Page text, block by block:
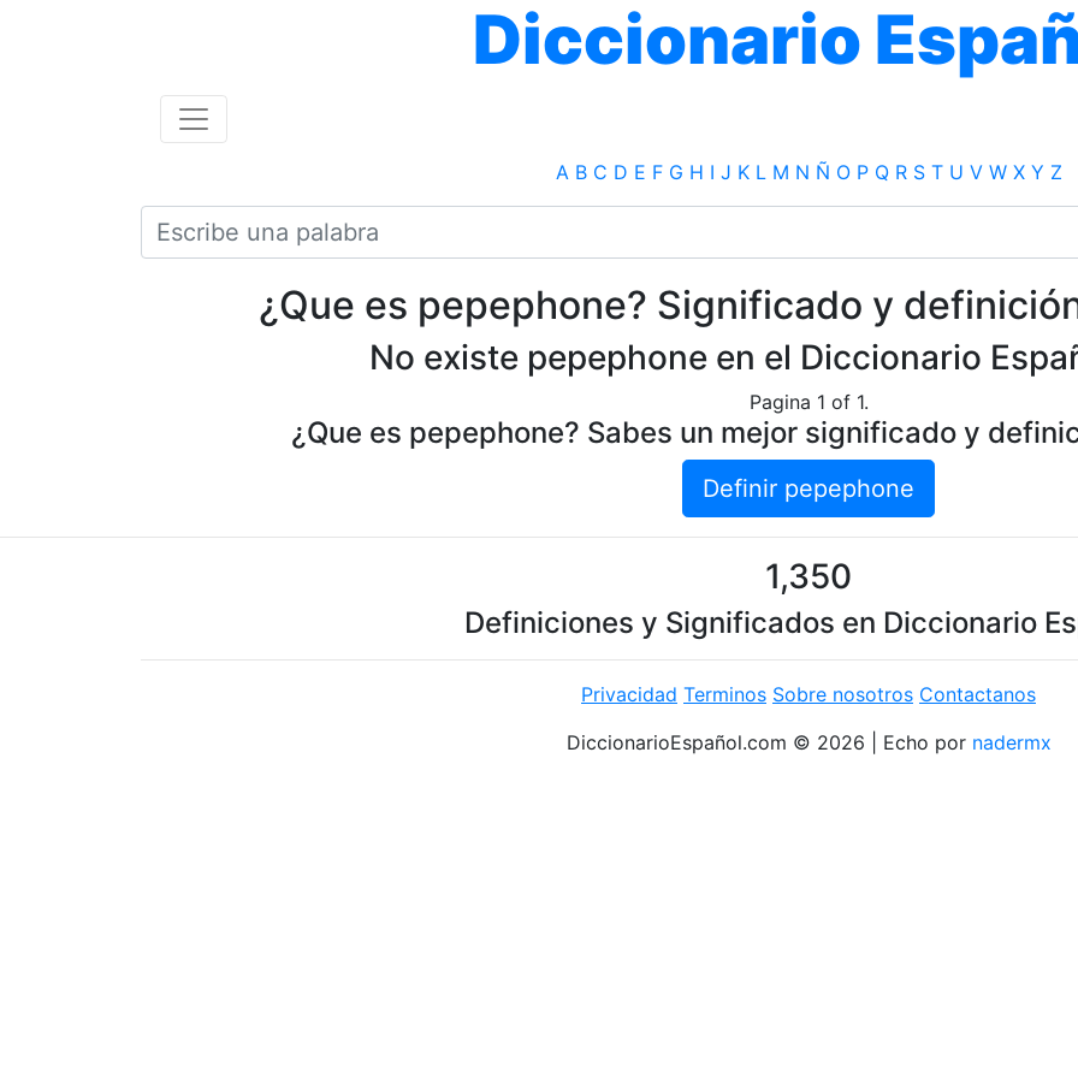
Diccionario
A B C D E F G H I J K L M N Ñ O P Q R S T U V W X Y Z
¿Que es pepephone? Significado y
No existe pepephone en el Diccionario
Pagina 1 of 1.
¿Que es pepephone? Sabes un mejor significado y
Definir pepephone
1,350
Definiciones y Significados en Diccionario
Privacidad Terminos Sobre nosotros Contactanos
DiccionarioEspañol.com © 2026 | Echo por nadermx